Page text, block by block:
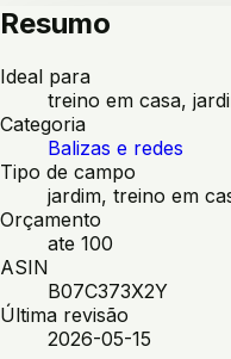
Resumo
Ideal para
treino em casa,
Categoria
Balizas e redes
Tipo de campo
jardim, treino em
Orçamento
ate 100
ASIN
B07C373X2Y
Última revisão
2026-05-15